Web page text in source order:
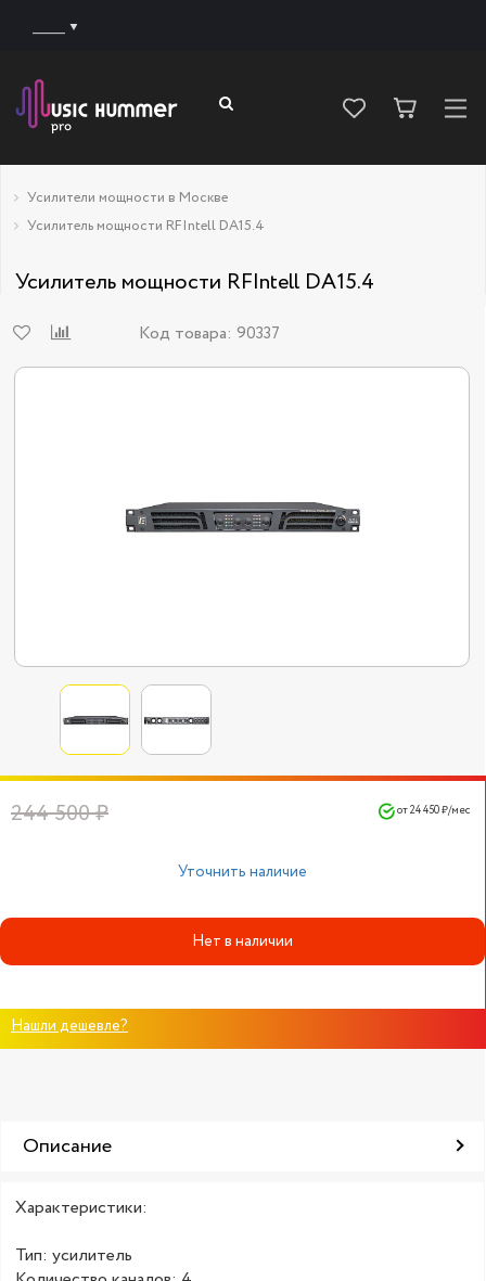
Усилители мощности в Москве
Усилитель мощности RFIntell DA15.4
Усилитель мощности RFIntell DA15.4
Код товара: 90337
244 500 ₽ от 24 450 ₽/мес
Уточнить наличие
Нет в наличии
Нашли дешевле?
Описание
Характеристики:
Тип: усилитель